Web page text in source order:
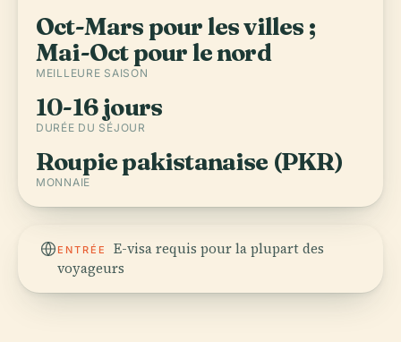
Oct-Mars pour les villes ;
Mai-Oct pour le nord
MEILLEURE SAISON
10-16 jours
DURÉE DU SÉJOUR
Roupie pakistanaise (PKR)
MONNAIE
ENTRÉE
E-visa requis pour la plupart des
voyageurs